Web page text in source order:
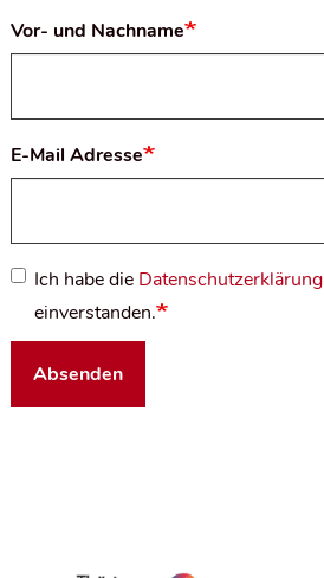
Vor- und Nachname
E-Mail Adresse
Ich habe die Datenschutzerklärung
einverstanden.
Absenden